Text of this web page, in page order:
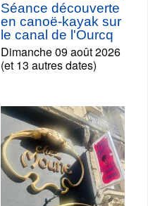
Séance découverte
en canoë-kayak sur
le canal de l'Ourcq
Dimanche 09 août 2026
(et 13 autres dates)